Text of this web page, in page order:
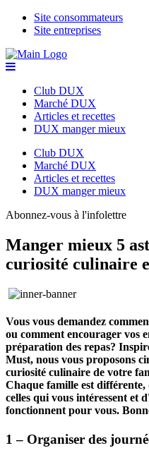
Site consommateurs
Site entreprises
Club DUX
Marché DUX
Articles et recettes
DUX manger mieux
Club DUX
Marché DUX
Articles et recettes
DUX manger mieux
Abonnez-vous à l'infolettre
Manger mieux 5
curiosité culinaire
Vous vous demandez
ou comment encourager vos
préparation des repas?
Must, nous vous proposons
curiosité culinaire de votre
Chaque famille est différente,
celles qui vous intéressent et
fonctionnent pour vous.
1 – Organiser des